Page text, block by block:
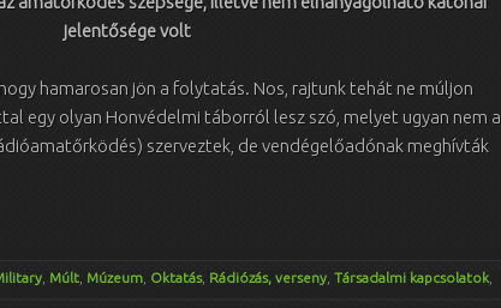
jelentősége volt
hamarosan jön a folytatás. Nos, rajtunk tehát ne múljon
egy olyan Honvédelmi táborról lesz szó, melyet ugyan nem a
szerveztek, de vendégelőadónak meghívták
Múlt Múzeum Oktatás, Rádiózás, verseny Társadalmi kapcsolatok